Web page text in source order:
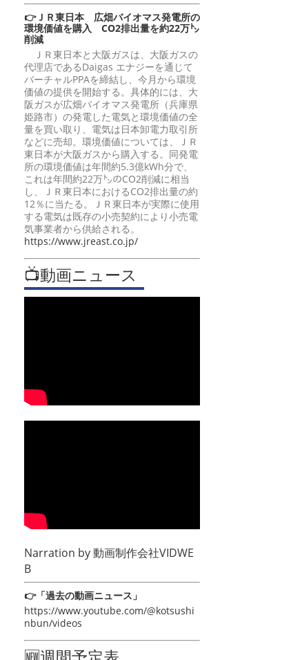
👉ＪＲ東日本 広畑バイオマス発電所の
環境価値を購入 CO2排出量を約22万㌧
削減
ＪＲ東日本と大阪ガスは、大阪ガスの
代理店であるDaigas エナジーを通じて
バーチャルPPAを締結し、今月から環境
価値の提供を開始する。具体的には、大
阪ガスが広畑バイオマス発電所（兵庫県
姫路市）の発電した電気と環境価値の全
量を買い取り、電気は日本卸電力取引所
などに売却。環境価値については、ＪＲ
東日本が大阪ガスから購入する。同発電
所の環境価値は年間約5.3億kWh分で、
これは年間約22万㌧のCO2削減に相当
し、ＪＲ東日本におけるCO2排出量の約
12％に当たる。ＪＲ東日本が実際に使用
する電気は既存の小売契約により小売電
気事業者から供給される。
https://www.jreast.co.jp/
📺動画ニュース
Narration by動画制作会社VIDWE
B
👉「過去の動画ニュース」
https://www.youtube.com/@kotsushi
nbun/videos